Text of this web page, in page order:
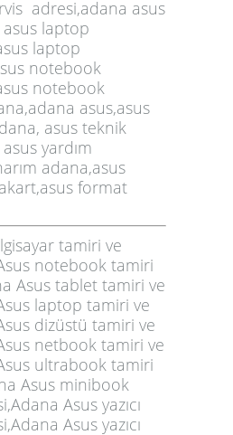
adresi,adana asus
laptop
laptop
notebook
notebook
asus,asus
asus teknik
yardım
adana,asus
format
tamiri ve
notebook tamiri
Asus tablet tamiri ve
laptop tamiri ve
dizüstü tamiri ve
netbook tamiri ve
ultrabook tamiri
Asus minibook
Asus yazıcı
Asus yazıcı